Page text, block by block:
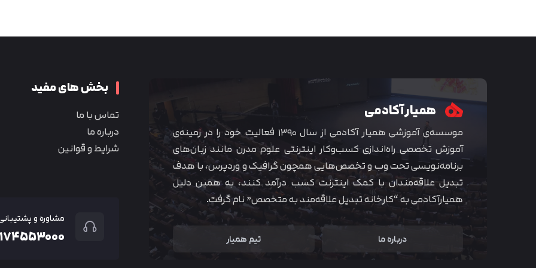
همیار آکادمی
موسسه‌ی آموزشی همیار آکادمی از سال ۱۳۹۰ فعالیت خود را در زمینه‌ی
آموزش تخصصی راه‌اندازی کسب‌و‌کار اینترنتی علوم مدرن مانند زبان‌های
برنامه‌نویسی تحت وب و تخصص‌هایی همچون گرافیک و وردپرس، با هدف
تبدیل علاقه‌مندان با کمک اینترنت کسب درآمد کنند، به همین دلیل
همیارآکادمی به “کارخانه تبدیل علاقه‌مند به متخصص” نام گرفت.
درباره ما تیم همیار
بخش های مفید
تماس با ما
درباره ما
شرایط و قوانین
مشاوره و
متوجه شدم